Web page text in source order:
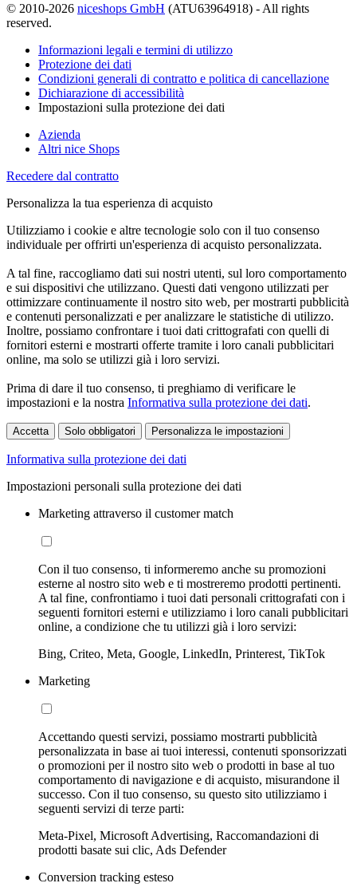
© 2010-2026 niceshops GmbH (ATU63964918) - All rights
reserved.
Informazioni legali e termini di utilizzo
Protezione dei dati
Condizioni generali di contratto e politica di cancellazione
Dichiarazione di accessibilità
Impostazioni sulla protezione dei dati
Azienda
Altri nice Shops
Recedere dal contratto
Personalizza la tua esperienza di acquisto
Utilizziamo i cookie e altre tecnologie solo con il tuo consenso
individuale per offrirti un'esperienza di acquisto personalizzata.
A tal fine, raccogliamo dati sui nostri utenti, sul loro comportamento
e sui dispositivi che utilizzano. Questi dati vengono utilizzati per
ottimizzare continuamente il nostro sito web, per mostrarti pubblicità
e contenuti personalizzati e per analizzare le statistiche di utilizzo.
Inoltre, possiamo confrontare i tuoi dati crittografati con quelli di
fornitori esterni e mostrarti offerte tramite i loro canali pubblicitari
online, ma solo se utilizzi già i loro servizi.
Prima di dare il tuo consenso, ti preghiamo di verificare le
impostazioni e la nostra Informativa sulla protezione dei dati.
Accetta Solo obbligatori Personalizza le impostazioni
Informativa sulla protezione dei dati
Impostazioni personali sulla protezione dei dati
Marketing attraverso il customer match
Con il tuo consenso, ti informeremo anche su promozioni
esterne al nostro sito web e ti mostreremo prodotti pertinenti.
A tal fine, confrontiamo i tuoi dati personali crittografati con i
seguenti fornitori esterni e utilizziamo i loro canali pubblicitari
online, a condizione che tu utilizzi già i loro servizi:
Bing, Criteo, Meta, Google, LinkedIn, Printerest, TikTok
Marketing
Accettando questi servizi, possiamo mostrarti pubblicità
personalizzata in base ai tuoi interessi, contenuti sponsorizzati
o promozioni per il nostro sito web o prodotti in base al tuo
comportamento di navigazione e di acquisto, misurandone il
successo. Con il tuo consenso, su questo sito utilizziamo i
seguenti servizi di terze parti:
Meta-Pixel, Microsoft Advertising, Raccomandazioni di
prodotti basate sui clic, Ads Defender
Conversion tracking esteso